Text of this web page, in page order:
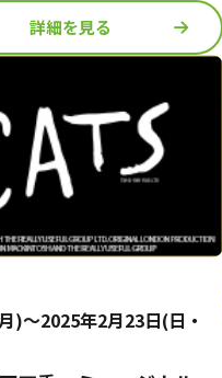
詳細を見る
)～2025年2月23日(日・